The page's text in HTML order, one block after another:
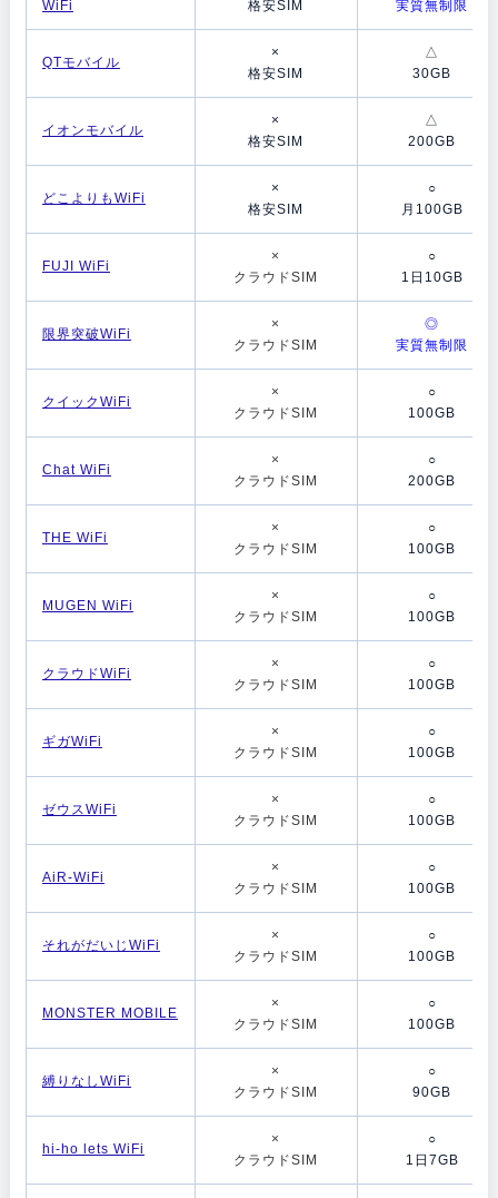
WiFi
格安SIM
実質無制限
QTモバイル
×
格安SIM
△
30GB
イオンモバイル
×
格安SIM
△
200GB
どこよりもWiFi
×
格安SIM
○
月100GB
FUJI WiFi
×
クラウドSIM
○
1日10GB
限界突破WiFi
×
クラウドSIM
◎
実質無制限
クイックWiFi
×
クラウドSIM
○
100GB
Chat WiFi
×
クラウドSIM
○
200GB
THE WiFi
×
クラウドSIM
○
100GB
MUGEN WiFi
×
クラウドSIM
○
100GB
クラウドWiFi
×
クラウドSIM
○
100GB
ギガWiFi
×
クラウドSIM
○
100GB
ゼウスWiFi
×
クラウドSIM
○
100GB
AiR-WiFi
×
クラウドSIM
○
100GB
それがだいじWiFi
×
クラウドSIM
○
100GB
MONSTER MOBILE
×
クラウドSIM
○
100GB
縛りなしWiFi
×
クラウドSIM
○
90GB
hi-ho lets WiFi
×
クラウドSIM
○
1日7GB